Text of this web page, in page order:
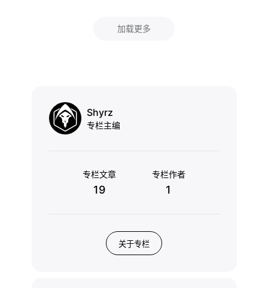
加载更多
Shyrz
专栏主编
专栏文章
19
专栏作者
1
关于专栏